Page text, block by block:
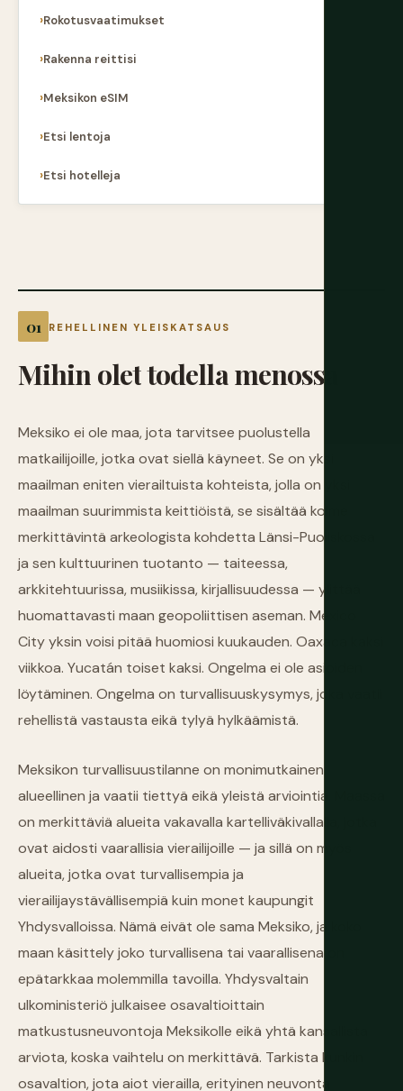
REHELLINEN YLEISKATSAUS
Mihin olettodellamenossa
Meksiko ei ole maa, jota tarvitsee puolustella
matkailijoille, jotka ovat siellä käyneet. Se on yksi
maailman eniten vierailtuista kohteista, jolla on yksi
maailman suurimmista keittiöistä, se sisältää kolme
merkittävintä arkeologista kohdetta Länsi-Puoliskossa
ja sen kulttuurinen tuotanto — taiteessa,
arkkitehtuurissa, musiikissa, kirjallisuudessa — ylittää
huomattavasti maan geopoliittisen aseman. Mexico
City yksin voisi pitää huomiosi kuukauden. Oaxaca kaksi
viikkoa. Yucatán toiset kaksi. Ongelma ei ole asioiden
löytäminen. Ongelma on turvallisuuskysymys, joka vaatii
rehellistä vastausta eikä tylyä hylkäämistä.
Meksikon turvallisuustilanne on monimutkainen,
alueellinen ja vaatii tiettyä eikä yleistä arviointia. Maassa
on merkittäviä alueita vakavalla kartelliväkivallalla, jotka
ovat aidosti vaarallisia vierailijoille — ja sillä on myös
alueita, jotka ovat turvallisempia ja
vierailijaystävällisempiä kuin monet kaupungit
Yhdysvalloissa. Nämä eivät ole sama Meksiko, ja koko
maan käsittely joko turvallisena tai vaarallisena on
epätarkkaa molemmilla tavoilla. Yhdysvaltain
ulkoministeriö julkaisee osavaltioittain
matkustusneuvontoja Meksikolle eikä yhtä kansallista
arviota, koska vaihtelu on merkittävä. Tarkista kunkin
osavaltion, jota aiot vierailla, erityinen neuvonta
Rokotusvaatimukset
Rakenna reittisi
Meksikon eSIM
Etsi lentoja
Etsi hotelleja